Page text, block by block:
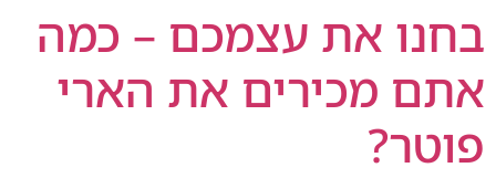
בחנו את עצמכם – כמה
אתם מכירים את הארי
פוטר?